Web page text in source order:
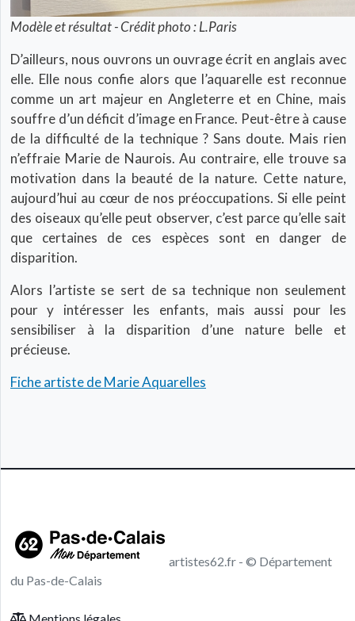
Modèle et résultat - Crédit photo : L.Paris
D’ailleurs, nous ouvrons un ouvrage écrit en anglais avec
elle. Elle nous confie alors que l’aquarelle est reconnue
comme un art majeur en Angleterre et en Chine, mais
souffre d’un déficit d’image en France. Peut-être à cause
de la difficulté de la technique ? Sans doute. Mais rien
n’effraie Marie de Naurois. Au contraire, elle trouve sa
motivation dans la beauté de la nature. Cette nature,
aujourd’hui au cœur de nos préoccupations. Si elle peint
des oiseaux qu’elle peut observer, c’est parce qu’elle sait
que certaines de ces espèces sont en danger de
disparition.
Alors l’artiste se sert de sa technique non seulement
pour y intéresser les enfants, mais aussi pour les
sensibiliser à la disparition d’une nature belle et
précieuse.
Fiche artiste de Marie Aquarelles
artistes62.fr - © Département
du Pas-de-Calais
Footer menu